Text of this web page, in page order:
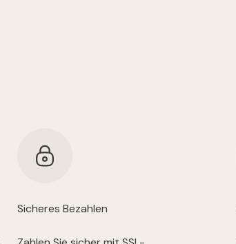
Sicheres Bezahlen